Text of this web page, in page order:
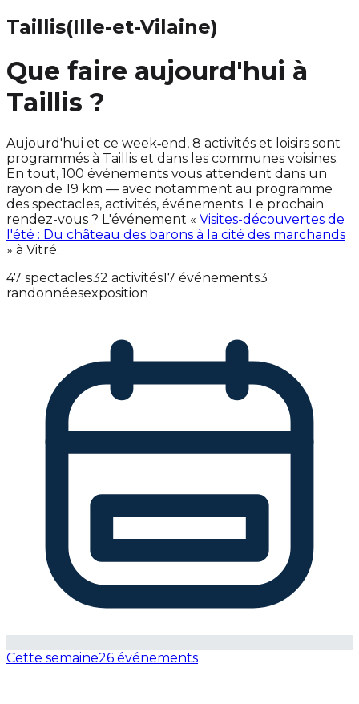
Taillis(Ille-et-Vilaine)
Que faire aujourd'hui à
Taillis ?
Aujourd'hui et ce week‑end, 8 activités et loisirs sont
programmés à Taillis et dans les communes voisines.
En tout, 100 événements vous attendent dans un
rayon de 19 km — avec notamment au programme
des spectacles, activités, événements. Le prochain
rendez-vous ? L'événement « Visites-découvertes de
l'été : Du château des barons à la cité des marchands
» à Vitré.
47 spectacles32 activités17 événements3
randonnéesexposition
Cette semaine26 événements